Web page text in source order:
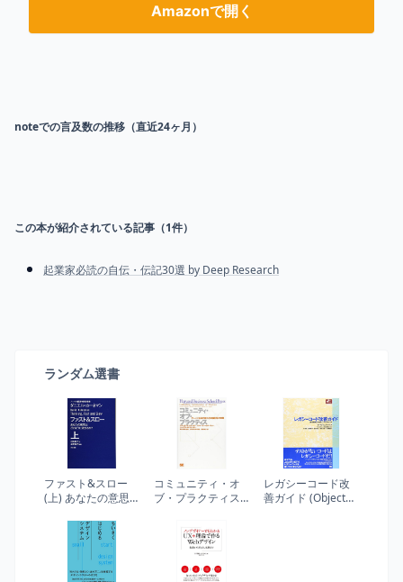
Amazonで開く
noteでの言及数の推移（直近24ヶ月）
この本が紹介されている記事（1件）
起業家必読の自伝・伝記30選 by Deep Research
ランダム選書
ファスト&スロー
(上) あなたの意思
るか? (ハヤカワ・
ノンフィクション
コミュニティ・オ
ブ・プラクティス
新たな知識形態の
実践 (Harvard
Business School
Press)
レガシーコード改
善ガイド (Object